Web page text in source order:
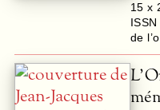
15 x
de